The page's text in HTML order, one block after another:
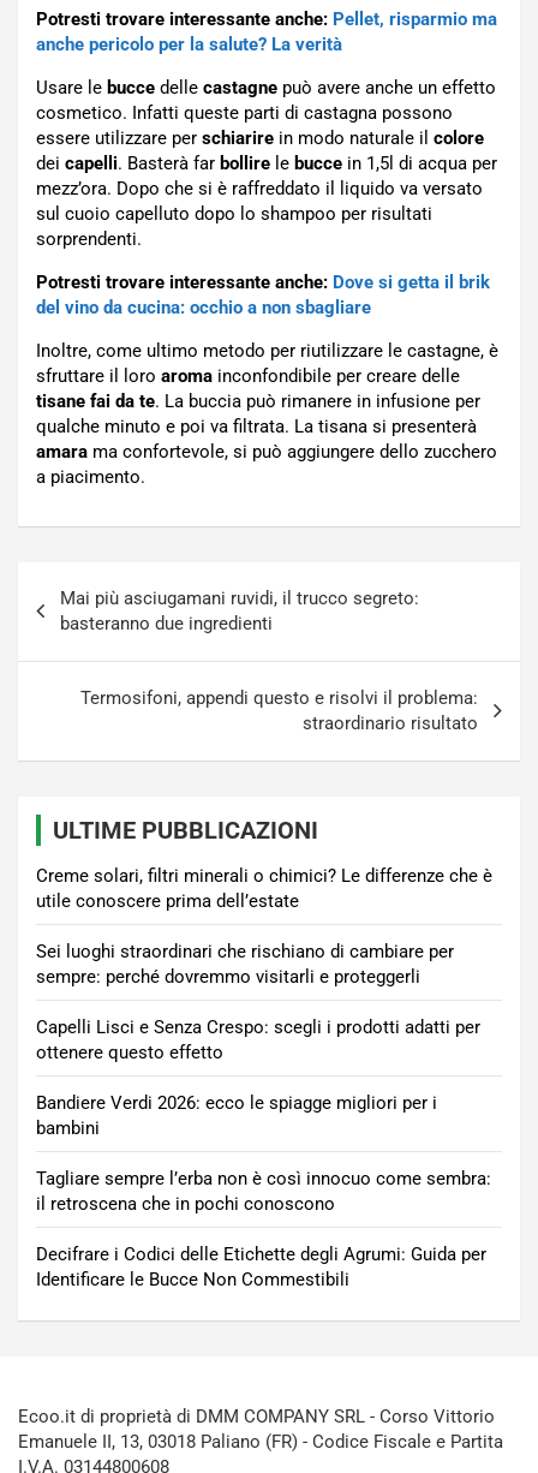
Potresti trovare interessante anche: Pellet, risparmio ma
anche pericolo per la salute? La verità
Usare le bucce delle castagne può avere anche un effetto
cosmetico. Infatti queste parti di castagna possono
essere utilizzare per schiarire in modo naturale il colore
dei capelli. Basterà far bollire le bucce in 1,5l di acqua per
mezz’ora. Dopo che si è raffreddato il liquido va versato
sul cuoio capelluto dopo lo shampoo per risultati
sorprendenti.
Potresti trovare interessante anche: Dove si getta il brik
del vino da cucina: occhio a non sbagliare
Inoltre, come ultimo metodo per riutilizzare le castagne, è
sfruttare il loro aroma inconfondibile per creare delle
tisane fai da te. La buccia può rimanere in infusione per
qualche minuto e poi va filtrata. La tisana si presenterà
amara ma confortevole, si può aggiungere dello zucchero
a piacimento.
articoli
Mai più asciugamani ruvidi, il trucco segreto:
basteranno due ingredienti
Termosifoni, appendi questo e risolvi il problema:
straordinario risultato
ULTIME PUBBLICAZIONI
Creme solari, filtri minerali o chimici? Le differenze che è
utile conoscere prima dell’estate
Sei luoghi straordinari che rischiano di cambiare per
sempre: perché dovremmo visitarli e proteggerli
Capelli Lisci e Senza Crespo: scegli i prodotti adatti per
ottenere questo effetto
Bandiere Verdi 2026: ecco le spiagge migliori per i
bambini
Tagliare sempre l’erba non è così innocuo come sembra:
il retroscena che in pochi conoscono
Decifrare i Codici delle Etichette degli Agrumi: Guida per
Identificare le Bucce Non Commestibili
Ecoo.it di proprietà di DMM COMPANY SRL - Corso Vittorio
Emanuele II, 13, 03018 Paliano (FR) - Codice Fiscale e Partita
I.V.A. 03144800608